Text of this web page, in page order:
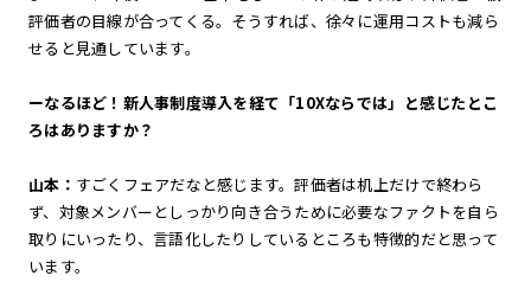
評価者の目線が合ってくる。そうすれば、徐々に運用コストも減ら
せると見通しています。
ーなるほど！新人事制度導入を経て「10Xならでは」と感じたとこ
ろはありますか？
山本： すごくフェアだなと感じます。評価者は机上だけで終わら
ず、対象メンバーとしっかり向き合うために必要なファクトを自ら
取りにいったり、言語化したりしているところも特徴的だと思って
います。